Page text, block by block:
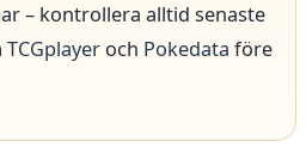
– kontrollera alltid senaste
TCGplayer och Pokedata före